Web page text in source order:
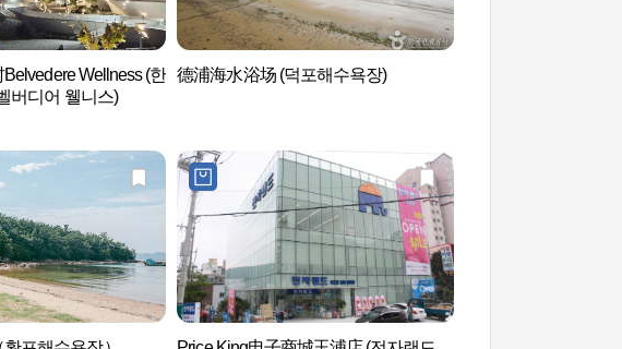
Wellness (한
버디어 웰니스)
德浦海水浴场 (덕포해수욕장)